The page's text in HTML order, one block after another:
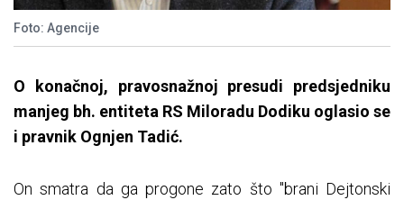
Foto: Agencije
O konačnoj, pravosnažnoj presudi predsjedniku
manjeg bh. entiteta RS Miloradu Dodiku oglasio se
i pravnik Ognjen Tadić.
On smatra da ga progone zato što "brani Dejtonski